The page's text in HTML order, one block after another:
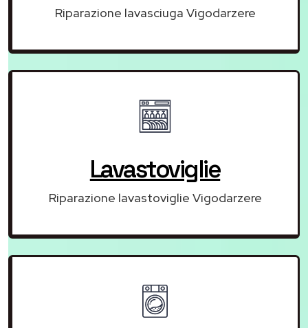
Riparazione lavasciuga Vigodarzere
Lavastoviglie
Riparazione lavastoviglie Vigodarzere